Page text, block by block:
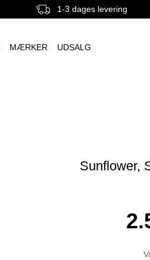
1-3 dages levering
MÆRKER UDSALG
Sunflower,